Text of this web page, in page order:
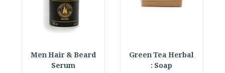
Green Tea Herbal
Soap :
Men Hair & Beard
Serum